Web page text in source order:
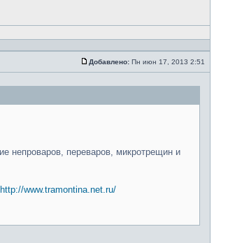
Добавлено: Пн июн 17, 2013 2:51
непроваров, переваров, микротрещин и
http://www.tramontina.net.ru/